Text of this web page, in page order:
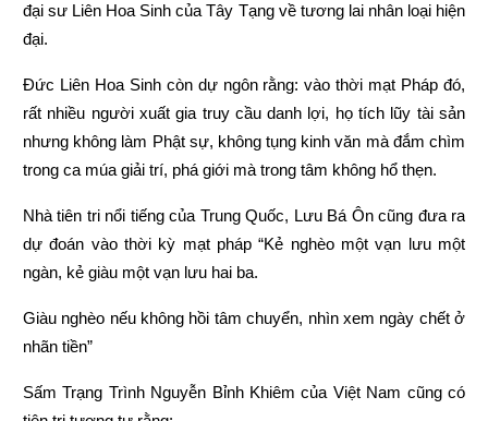
đại sư Liên Hoa Sinh của Tây Tạng về tương lai nhân loại hiện
đại.
Đức Liên Hoa Sinh còn dự ngôn rằng: vào thời mạt Pháp đó,
rất nhiều người xuất gia truy cầu danh lợi, họ tích lũy tài sản
nhưng không làm Phật sự, không tụng kinh văn mà đắm chìm
trong ca múa giải trí, phá giới mà trong tâm không hổ thẹn.
Nhà tiên tri nổi tiếng của Trung Quốc, Lưu Bá Ôn cũng đưa ra
dự đoán vào thời kỳ mạt pháp “Kẻ nghèo một vạn lưu một
ngàn, kẻ giàu một vạn lưu hai ba.
Giàu nghèo nếu không hồi tâm chuyển, nhìn xem ngày chết ở
nhãn tiền”
Sấm Trạng Trình Nguyễn Bỉnh Khiêm của Việt Nam cũng có